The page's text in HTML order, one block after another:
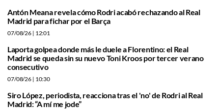
Antón Meana revela cómo Rodri acabó rechazando al Real
Madrid para fichar por el Barça
07/08/26 | 12:01
Laporta golpea donde más le duele a Florentino: el Real
Madrid se queda sin su nuevo Toni Kroos por tercer verano
consecutivo
07/08/26 | 10:30
Siro López, periodista, reacciona tras el 'no' de Rodri al Real
Madrid: “A mí me jode”